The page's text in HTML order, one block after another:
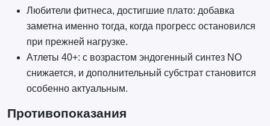
Любители фитнеса, достигшие плато: добавка
заметна именно тогда, когда прогресс остановился
при прежней нагрузке.
Атлеты 40+: с возрастом эндогенный синтез NO
снижается, и дополнительный субстрат становится
особенно актуальным.
Противопоказания